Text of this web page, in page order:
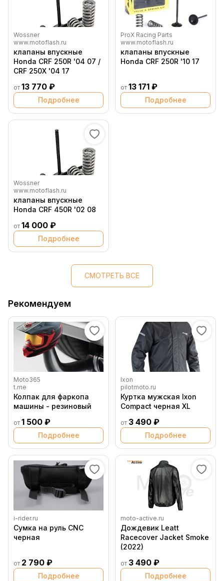
Wossner
www.motoflash.ru
клапаны впускные
Honda CRF 250R '04 07 /
CRF 250X '04 17
от 13 770 ₽
Подробнее
ProX Racing Parts
www.motoflash.ru
клапаны впускные
Honda CRF 250R '10 17
от 13 171 ₽
Подробнее
Wossner
www.motoflash.ru
клапаны впускные
Honda CRF 450R '02 08
от 14 000 ₽
Подробнее
СМОТРЕТЬ ВСЕ
Рекомендуем
Moto365
t.me
Колпак для фаркопа
машины - резиновый
от 1 500 ₽
Подробнее
Ixon
pilotmoto.ru
Куртка мужская Ixon
Compact черная XL
от 3 490 ₽
Подробнее
i-rider.ru
Сумка на руль CNC
черная
от 2 790 ₽
Подробнее
moto-active.ru
Дождевик Leatt
Racecover Jacket Smoke
(2022)
от 3 490 ₽
Подробнее